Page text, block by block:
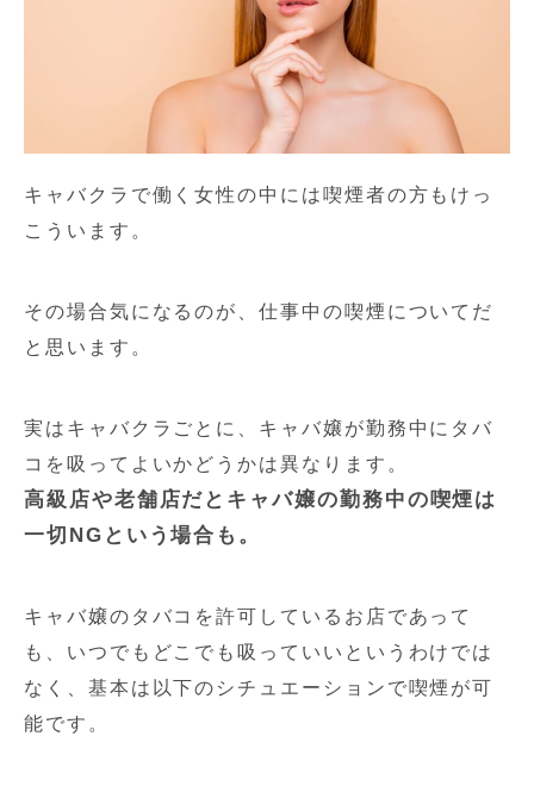
キャバクラで働く女性の中には喫煙者の方もけっ
こういます。
その場合気になるのが、仕事中の喫煙についてだ
と思います。
実はキャバクラごとに、キャバ嬢が勤務中にタバ
コを吸ってよいかどうかは異なります。
高級店や老舗店だとキャバ嬢の勤務中の喫煙は
一切NGという場合も。
キャバ嬢のタバコを許可しているお店であって
も、いつでもどこでも吸っていいというわけでは
なく、基本は以下のシチュエーションで喫煙が可
能です。